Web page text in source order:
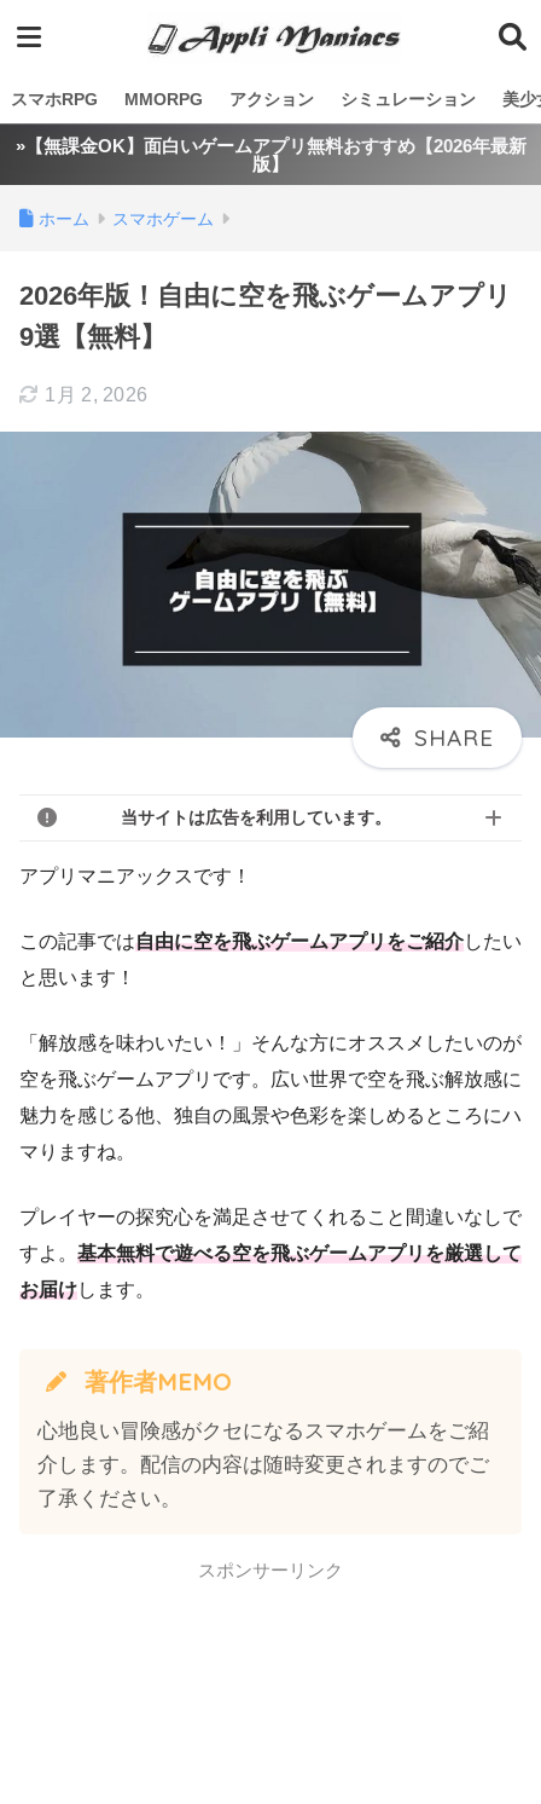
スマホRPG MMORPG アクション シミュレーション 美少
»【無課金OK】面白いゲームアプリ無料おすすめ【2026年最新
版】
ホーム スマホゲーム
2026年版！自由に空を飛ぶゲームアプリ
9選【無料】
1月 2, 2026
当サイトは広告を利用しています。
アプリマニアックスです！
この記事では自由に空を飛ぶゲームアプリをご紹介したい
と思います！
「解放感を味わいたい！」そんな方にオススメしたいのが
空を飛ぶゲームアプリです。広い世界で空を飛ぶ解放感に
魅力を感じる他、独自の風景や色彩を楽しめるところにハ
マりますね。
プレイヤーの探究心を満足させてくれること間違いなしで
すよ。 基本無料で遊べる空を飛ぶゲームアプリを厳選して
お届けします。
著作者MEMO
心地良い冒険感がクセになるスマホゲームをご紹
介します。配信の内容は随時変更されますのでご
了承ください。
スポンサーリンク